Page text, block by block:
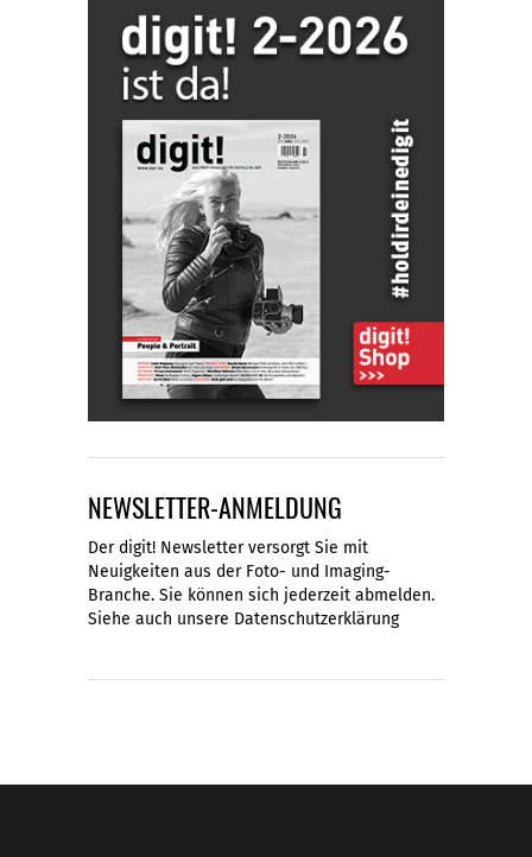
NEWSLETTER-ANMELDUNG
Der digit! Newsletter versorgt Sie mit
Neuigkeiten aus der Foto- und Imaging-
Branche. Sie können sich jederzeit abmelden.
Siehe auch unsere Datenschutzerklärung